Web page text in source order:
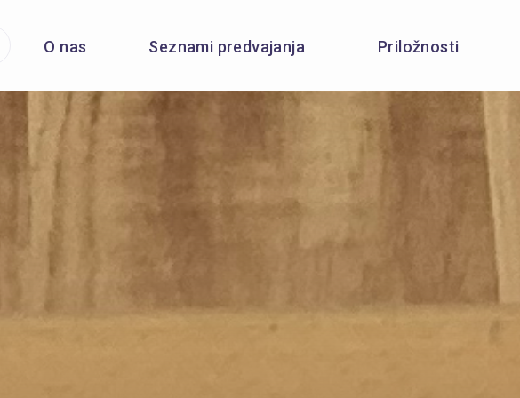
O nas Seznami predvajanja Priložnosti